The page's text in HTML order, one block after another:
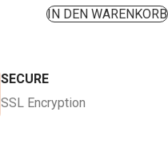
IN DEN WARENKORB
SECURE
SSL Encryption